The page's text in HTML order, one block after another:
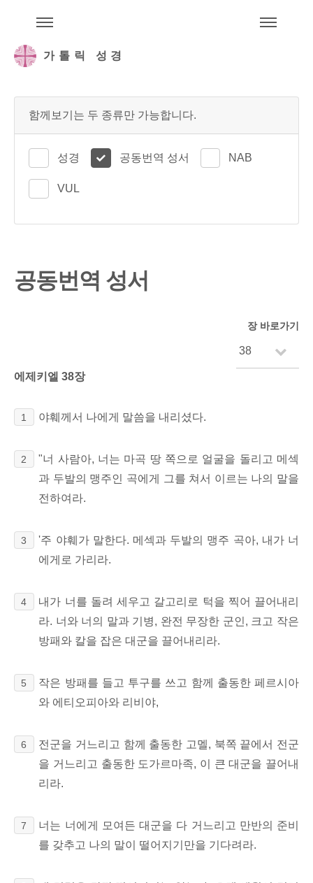
가톨릭 성경
함께보기는 두 종류만 가능합니다.
성경 공동번역 성서 NAB
VUL
공동번역 성서
장 바로가기
에제키엘 38장
1 야훼께서 나에게 말씀을 내리셨다.
2
"너 사람아, 너는 마곡 땅 쪽으로 얼굴을 돌리고 메섹
과 두발의 맹주인 곡에게 그를 쳐서 이르는 나의 말을
전하여라.
3
'주 야훼가 말한다. 메섹과 두발의 맹주 곡아, 내가 너
에게로 가리라.
4
내가 너를 돌려 세우고 갈고리로 턱을 찍어 끌어내리
라. 너와 너의 말과 기병, 완전 무장한 군인, 크고 작은
방패와 칼을 잡은 대군을 끌어내리라.
5
작은 방패를 들고 투구를 쓰고 함께 출동한 페르시아
와 에티오피아와 리비야,
6
전군을 거느리고 함께 출동한 고멜, 북쪽 끝에서 전군
을 거느리고 출동한 도가르마족, 이 큰 대군을 끌어내
리라.
7
너는 너에게 모여든 대군을 다 거느리고 만반의 준비
를 갖추고 나의 말이 떨어지기만을 기다려라.